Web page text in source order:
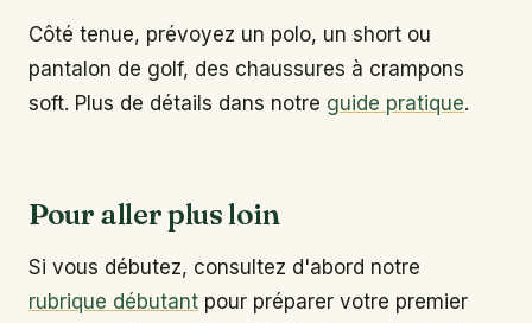
Côté tenue, prévoyez un polo, un short ou
pantalon de golf, des chaussures à crampons
soft. Plus de détails dans notre guide pratique.
Pour aller plus loin
Si vous débutez, consultez d'abord notre
rubrique débutant pour préparer votre premier